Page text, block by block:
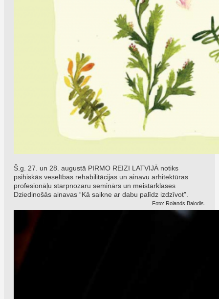
Š.g. 27. un 28. augustā PIRMO REIZI LATVIJĀ notiks
psihiskās veselības rehabilitācijas un ainavu arhitektūras
profesionāļu starpnozaru seminārs un meistarklases
Dziedinošās ainavas “Kā saikne ar dabu palīdz izdzīvot”.
Foto: Rolands Balodis.